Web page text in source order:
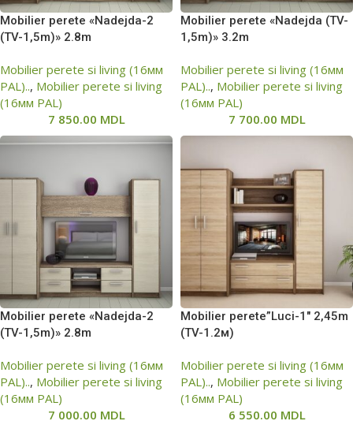
Mobilier perete «Nadejda-2
(ТV-1,5m)» 2.8m
Mobilier perete si living (16мм
PAL).., Mobilier perete si living
(16мм PAL)
7 850.00 MDL
Mobilier perete «Nadejda (ТV-
1,5m)» 3.2m
Mobilier perete si living (16мм
PAL).., Mobilier perete si living
(16мм PAL)
7 700.00 MDL
Mobilier perete «Nadejda-2
(ТV-1,5m)» 2.8m
Mobilier perete si living (16мм
PAL).., Mobilier perete si living
(16мм PAL)
7 000.00 MDL
Mobilier perete”Luci-1″ 2,45m
(ТV-1.2м)
Mobilier perete si living (16мм
PAL).., Mobilier perete si living
(16мм PAL)
6 550.00 MDL